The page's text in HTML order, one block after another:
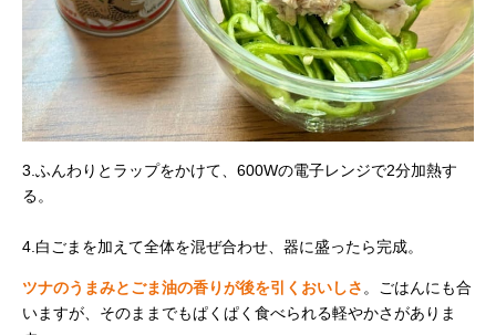
3.ふんわりとラップをかけて、600Wの電子レンジで2分加熱す
る。
4.白ごまを加えて全体を混ぜ合わせ、器に盛ったら完成。
ツナのうまみとごま油の香りが後を引くおいしさ 。ごはんにも合
いますが、そのままでもぱくぱく食べられる軽やかさがありま